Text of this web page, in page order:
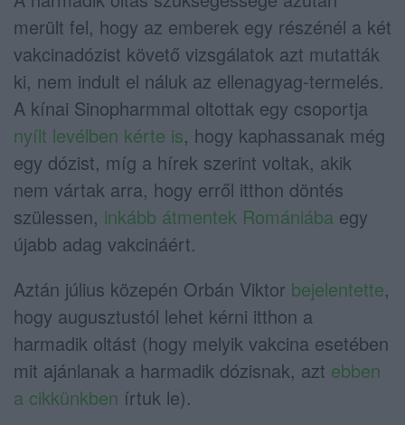
merült fel, hogy az emberek egy részénél a két
vakcinadózist követő vizsgálatok azt mutatták
ki, nem indult el náluk az ellenagyag-termelés.
A kínai Sinopharmmal oltottak egy csoportja
nyílt levélben kérte is, hogy kaphassanak még
egy dózist, míg a hírek szerint voltak, akik
nem vártak arra, hogy erről itthon döntés
szülessen, inkább átmentek Romániába egy
újabb adag vakcináért.
Aztán július közepén Orbán Viktor bejelentette,
hogy augusztustól lehet kérni itthon a
harmadik oltást (hogy melyik vakcina esetében
mit ajánlanak a harmadik dózisnak, azt ebben
a cikkünkben írtuk le).